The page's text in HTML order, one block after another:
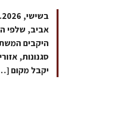
אביב, שלפי
היקבים
סגנונות,
יקבל מקום